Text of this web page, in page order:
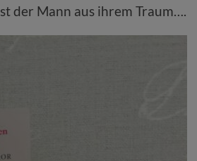
der Mann aus ihrem Traum….